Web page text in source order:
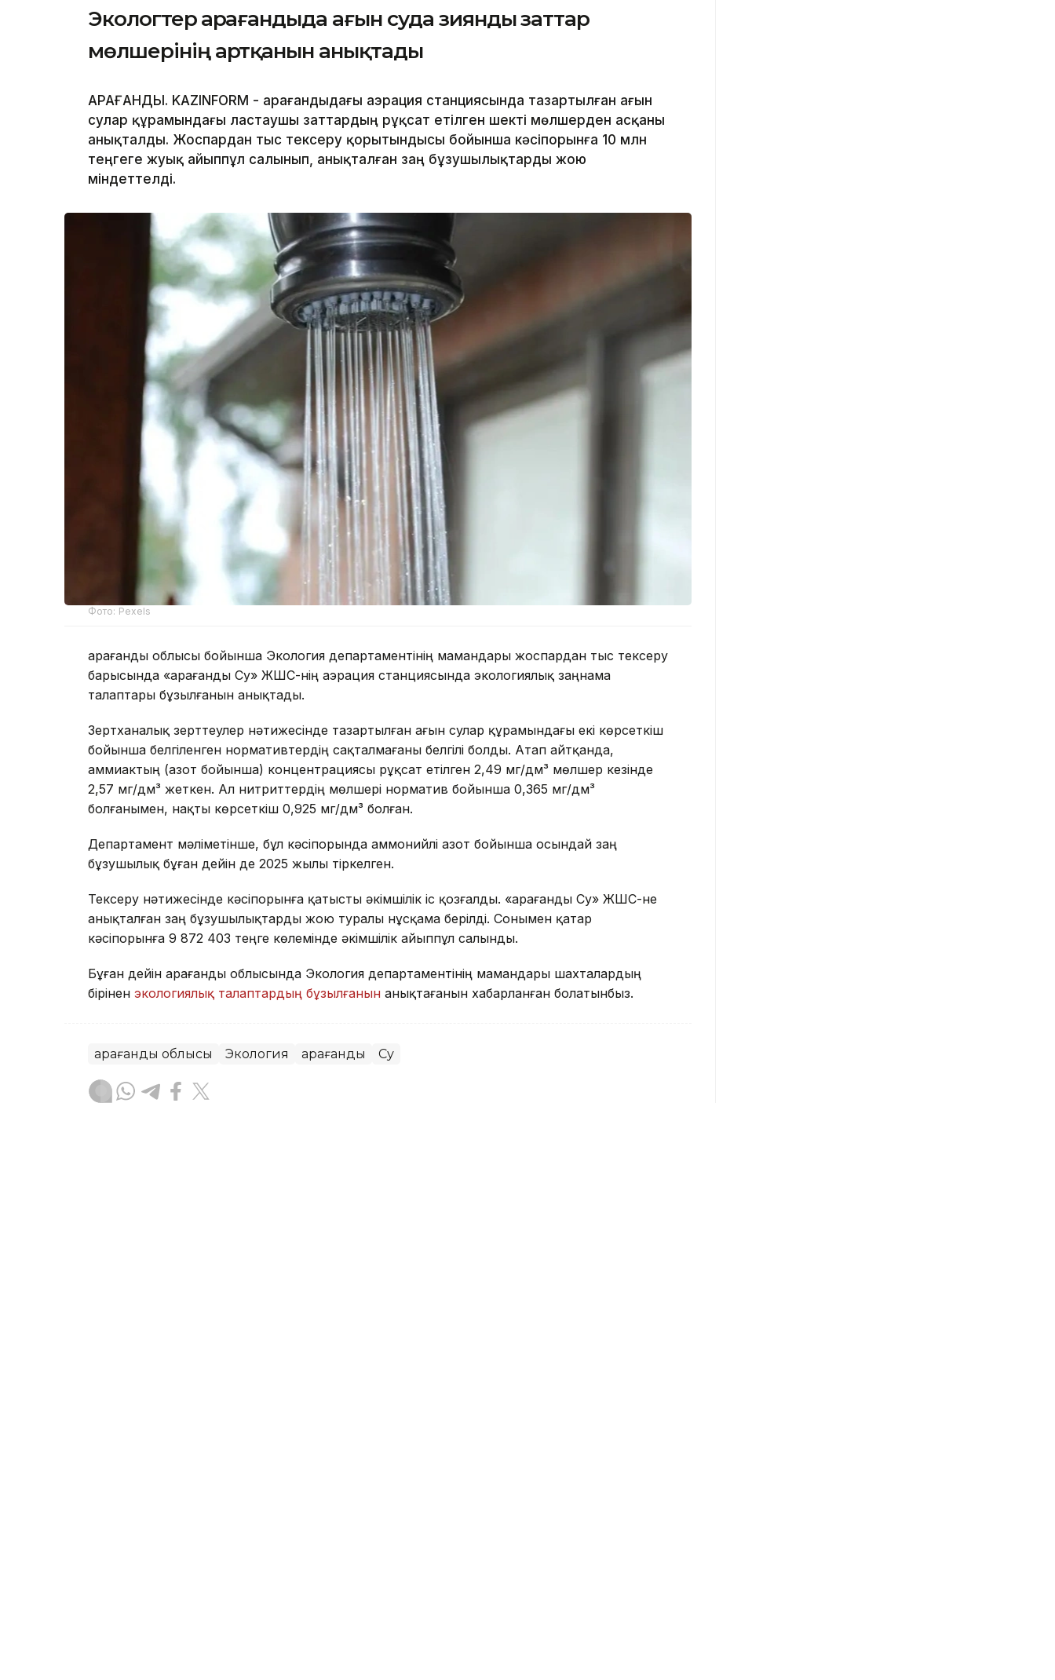
Экологтер Қарағандыда ағын суда зиянды заттар
мөлшерінің артқанын анықтады
ҚАРАҒАНДЫ. KAZINFORM - Қарағандыдағы аэрация станциясында тазартылған ағын
сулар құрамындағы ластаушы заттардың рұқсат етілген шекті мөлшерден асқаны
анықталды. Жоспардан тыс тексеру қорытындысы бойынша кәсіпорынға 10 млн
теңгеге жуық айыппұл салынып, анықталған заң бұзушылықтарды жою
міндеттелді.
Фото: Pexels
Қарағанды облысы бойынша Экология департаментінің мамандары жоспардан тыс тексеру
барысында «Қарағанды Су» ЖШС-нің аэрация станциясында экологиялық заңнама
талаптары бұзылғанын анықтады.
Зертханалық зерттеулер нәтижесінде тазартылған ағын сулар құрамындағы екі көрсеткіш
бойынша белгіленген нормативтердің сақталмағаны белгілі болды. Атап айтқанда,
аммиактың (азот бойынша) концентрациясы рұқсат етілген 2,49 мг/дм³ мөлшер кезінде
2,57 мг/дм³ жеткен. Ал нитриттердің мөлшері норматив бойынша 0,365 мг/дм³
болғанымен, нақты көрсеткіш 0,925 мг/дм³ болған.
Департамент мәліметінше, бұл кәсіпорында аммонийлі азот бойынша осындай заң
бұзушылық бұған дейін де 2025 жылы тіркелген.
Тексеру нәтижесінде кәсіпорынға қатысты әкімшілік іс қозғалды. «Қарағанды Су» ЖШС-не
анықталған заң бұзушылықтарды жою туралы нұсқама берілді. Сонымен қатар
кәсіпорынға 9 872 403 теңге көлемінде әкімшілік айыппұл салынды.
Бұған дейін Қарағанды облысында Экология департаментінің мамандары шахталардың
бірінен экологиялық талаптардың бұзылғанын анықтағанын хабарланған болатынбыз.
Қарағанды облысы Экология Қарағанды Су